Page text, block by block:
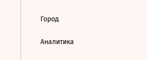
Город
Аналитика